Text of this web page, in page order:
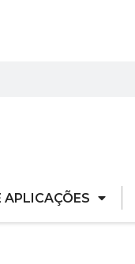
APLICAÇÕES